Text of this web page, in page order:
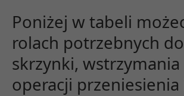
Poniżej w tabeli
rolach potrzebnych
skrzynki,
operacji przeniesienia